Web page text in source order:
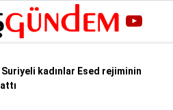
Suriyeli kadınlar Esed rejiminin